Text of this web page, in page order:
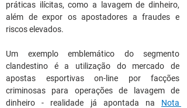
práticas ilícitas, como a lavagem de dinheiro,
além de expor os apostadores a fraudes e
riscos elevados.
Um exemplo emblemático do segmento
clandestino é a utilização do mercado de
apostas esportivas on-line por facções
criminosas para operações de lavagem de
dinheiro - realidade já apontada na Nota